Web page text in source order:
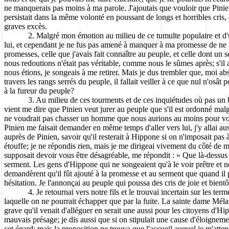
ne manquerais pas moins à ma parole. J'ajoutais que vouloir que
persistait dans la même volonté en poussant de longs et horribles
graves excès.
2. Malgré mon émotion au milieu de ce tumulte populaire et
lui, et cependant je ne fus pas amené à manquer à ma promesse de
promesses, celle que j'avais fait connaître au peuple, et celle dont un
nous redoutions n'était pas véritable, comme nous le sûmes après;
nous étions, je songeais à me retirer. Mais je dus trembler que, moi
travers les rangs serrés du peuple, il fallait veiller à ce que nul n'osât
à la fureur du peuple?
3. Au milieu de ces tourments et de ces inquiétudes où pas
vient me dire que Pinien veut jurer au peuple que s'il est ordonné
ne voudrait pas chasser un homme que nous aurions au moins pour
Pinien me faisait demander en même temps d'aller vers lui, j'y allai
auprès de Pinien, savoir qu'il resterait à Hippone si on n'imposait
étouffe; je ne répondis rien, mais je me dirigeai vivement du côté de
supposait devoir vous être désagréable, me répondit : « Que là-
serment. Les gens d'Hippone qui ne songeaient qu'à le voir prêtre et
demandèrent qu'il fût ajouté à la promesse et au serment que quand
hésitation. Je l'annonçai au peuple qui poussa des cris de joie et
4. Je retournai vers notre fils et le trouvai incertain sur les
laquelle on ne pourrait échapper que par la fuite. La sainte dame
grave qu'il venait d'alléguer en serait une aussi pour les citoyens
mauvais présage; je dis aussi que si on stipulait une cause